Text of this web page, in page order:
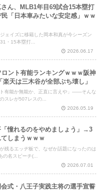
さん、MLB1年目69試合15本塁打
「日本車みたいな安定感」ｗｗ
ェイズに移籍した岡本和真が今シーズン
・15本塁打...
2026.06.17
ロント有能ランキングｗｗｗ阪神
天は三木谷が全部ぶち壊し」
ト有能か無能か、正直に言えや」――そんな
スレが507レスの...
2026.05.19
「憧れるのをやめましょう」→3
しまうｗｗｗ
残るエッヂ板で、なぜか話題になったのは
名スピーチ(...
2026.07.01
会式・八王子実践主将の選手宣誓